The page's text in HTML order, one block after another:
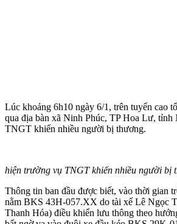
Lúc khoảng 6h10 ngày 6/1, trên tuyến cao
qua địa bàn xã Ninh Phúc, TP Hoa Lư,
TNGT khiến nhiều người bị thương.
hiện trường vụ TNGT khiến nhiều người bị
Thông tin ban đầu được biết, vào thời gian
nằm BKS 43H-057.XX do tài xế Lê Ngọc
Thanh Hóa) điều khiển lưu thông theo